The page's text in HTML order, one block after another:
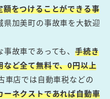
をつけることができる事
県加美町の事故車を大歓迎
事故車であっても、手続き
など全て無料で、0円以上
車店では自動車税などの
ーネクストであれば自動車